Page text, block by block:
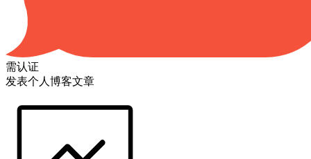
需认证
发表个人博客文章